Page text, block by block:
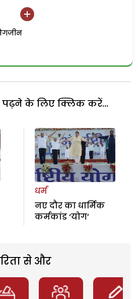
पढ़ने के लिए क्लिक करें...
धर्म
नए दौर का धार्मिक
कर्मकांड ‘योग’
से और